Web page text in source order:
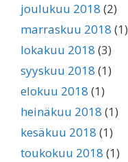
joulukuu 2018 (2)
marraskuu 2018 (1)
lokakuu 2018 (3)
syyskuu 2018 (1)
elokuu 2018 (1)
heinäkuu 2018 (1)
kesäkuu 2018 (1)
toukokuu 2018 (1)